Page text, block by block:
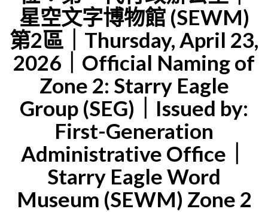
星空文字博物館 (SEWM)
第2區｜Thursday, April 23,
2026｜Official Naming of
Zone 2: Starry Eagle
Group (SEG)｜Issued by:
First-Generation
Administrative Office｜
Starry Eagle Word
Museum (SEWM) Zone 2